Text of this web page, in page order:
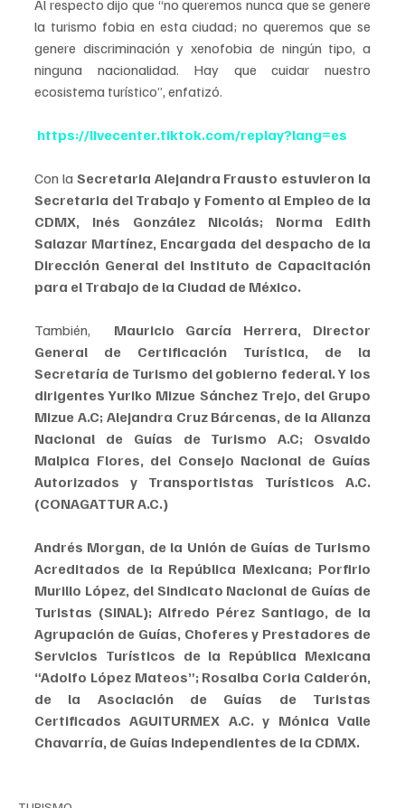
Al respecto dijo que “no queremos nunca que se genere
la turismo fobia en esta ciudad; no queremos que se
genere discriminación y xenofobia de ningún tipo, a
ninguna nacionalidad. Hay que cuidar nuestro
ecosistema turístico”, enfatizó.
https://livecenter.tiktok.com/replay?lang=es
Con la Secretaria Alejandra Frausto estuvieron la
Secretaria del Trabajo y Fomento al Empleo de la
CDMX, Inés González Nicolás; Norma Edith
Salazar Martínez, Encargada del despacho de la
Dirección General del Instituto de Capacitación
para el Trabajo de la Ciudad de México.
También,
Mauricio García Herrera, Director
General de Certificación Turística, de la
Secretaría de Turismo del gobierno federal. Y los
dirigentes Yuriko Mizue Sánchez Trejo, del Grupo
Mizue A.C; Alejandra Cruz Bárcenas, de la Alianza
Nacional de Guías de Turismo A.C; Osvaldo
Malpica Flores, del Consejo Nacional de Guías
Autorizados y Transportistas Turísticos A.C.
(CONAGATTUR A.C.)
Andrés Morgan, de la Unión de Guías de Turismo
Acreditados de la República Mexicana; Porfirio
Murillo López, del Sindicato Nacional de Guías de
Turistas (SINAL); Alfredo Pérez Santiago, de la
Agrupación de Guías, Choferes y Prestadores de
Servicios Turísticos de la República Mexicana
“Adolfo López Mateos”; Rosalba Coria Calderón,
de la Asociación de Guías de Turistas
Certificados AGUITURMEX A.C. y Mónica Valle
Chavarría, de Guías Independientes de la CDMX.